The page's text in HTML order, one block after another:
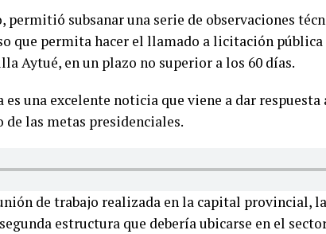
permitió subsanar una serie de observaciones
que permita hacer el llamado a licitación
Aytué, en un plazo no superior a los 60 días.
una excelente noticia que viene a dar respuesta
las metas presidenciales.
de trabajo realizada en la capital provincial,
estructura que debería ubicarse en el